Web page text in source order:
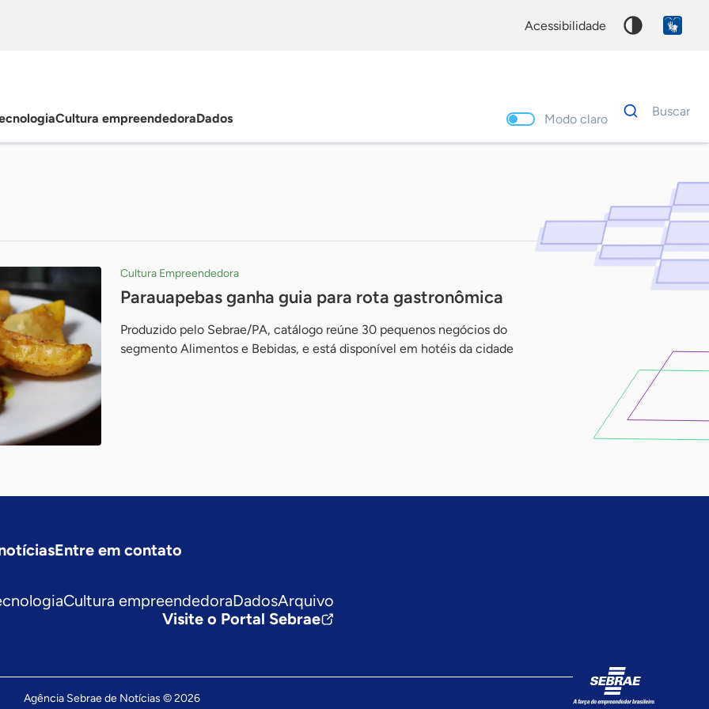
acessibilidade
Cultura empreendedoraDados Modo claro
Dados
para
Buscar
Cultura Empreendedora
Parauapebas ganha guia para rota gastronômica
Produzido pelo Sebrae/PA, catálogo reúne 30 pequenos negócios do
segmento Alimentos e Bebidas, e está disponível em hotéis da cidade
Entre em contato
Cultura empreendedoraDadosArquivo
Visite o Portal Sebrae
Agência Sebrae de Notícias © 2026